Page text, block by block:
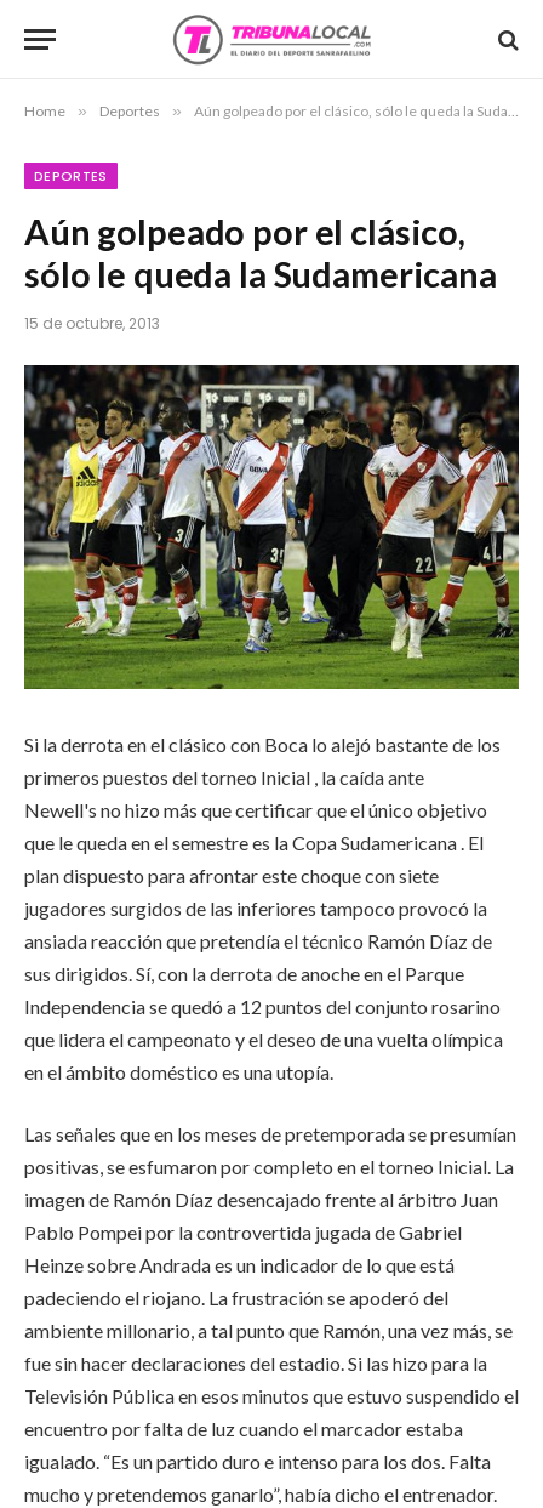
Home » Deportes » Aún golpeado por el clásico, sólo le queda la Sudamericana
DEPORTES
Aún golpeado por el clásico,
sólo le queda la Sudamericana
15 de octubre, 2013
Si la derrota en el clásico con Boca lo alejó bastante de los
primeros puestos del torneo Inicial , la caída ante
Newell's no hizo más que certificar que el único objetivo
que le queda en el semestre es la Copa Sudamericana . El
plan dispuesto para afrontar este choque con siete
jugadores surgidos de las inferiores tampoco provocó la
ansiada reacción que pretendía el técnico Ramón Díaz de
sus dirigidos. Sí, con la derrota de anoche en el Parque
Independencia se quedó a 12 puntos del conjunto rosarino
que lidera el campeonato y el deseo de una vuelta olímpica
en el ámbito doméstico es una utopía.
Las señales que en los meses de pretemporada se presumían
positivas, se esfumaron por completo en el torneo Inicial. La
imagen de Ramón Díaz desencajado frente al árbitro Juan
Pablo Pompei por la controvertida jugada de Gabriel
Heinze sobre Andrada es un indicador de lo que está
padeciendo el riojano. La frustración se apoderó del
ambiente millonario, a tal punto que Ramón, una vez más, se
fue sin hacer declaraciones del estadio. Si las hizo para la
Televisión Pública en esos minutos que estuvo suspendido el
encuentro por falta de luz cuando el marcador estaba
igualado. “Es un partido duro e intenso para los dos. Falta
mucho y pretendemos ganarlo”, había dicho el entrenador.